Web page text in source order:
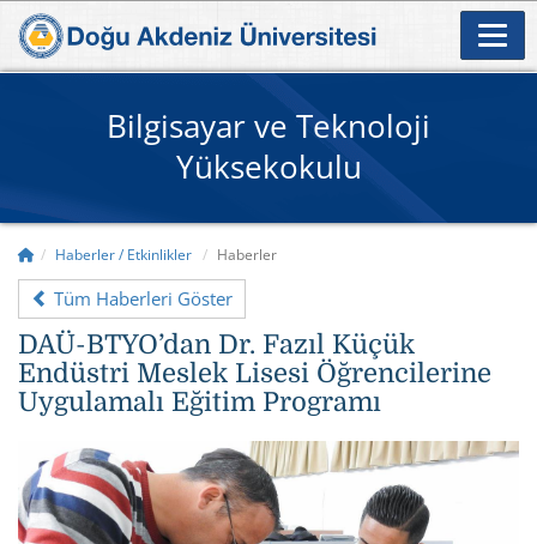
Bilgisayar ve Teknoloji
Yüksekokulu
Haberler / Etkinlikler Haberler
Tüm Haberleri Göster
DAÜ-BTYO’dan Dr. Fazıl Küçük
Endüstri Meslek Lisesi Öğrencilerine
Uygulamalı Eğitim Programı